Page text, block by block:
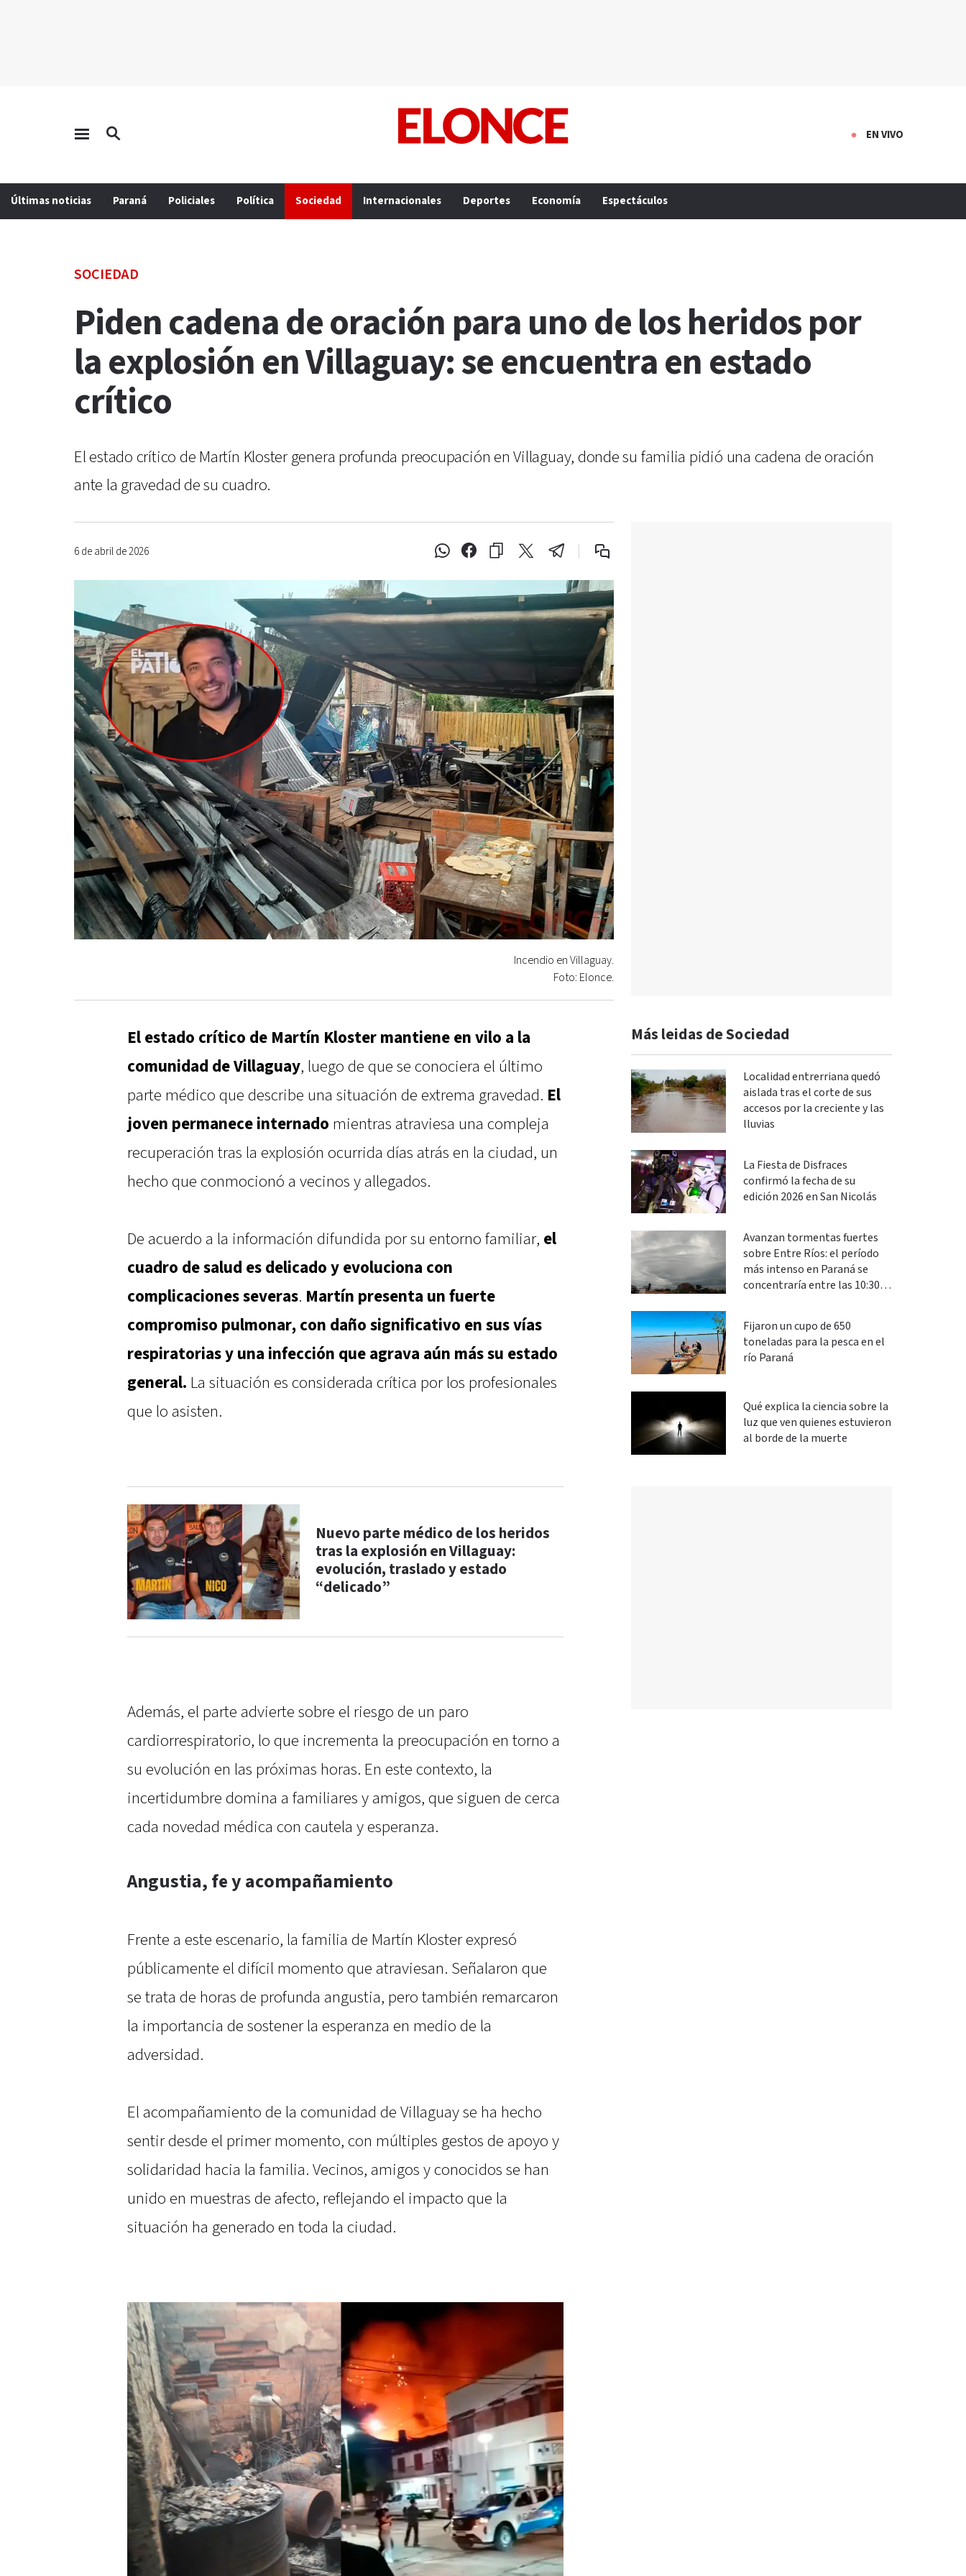
EN VIVO
Últimas noticias Paraná Policiales Política Sociedad Internacionales Deportes Economía Espectáculos
SOCIEDAD
Piden cadena de oración para uno de los heridos por
la explosión en Villaguay: se encuentra en estado
crítico
El estado crítico de Martín Kloster genera profunda preocupación en Villaguay, donde su familia pidió una cadena de oración
ante la gravedad de su cuadro.
6 de abril de 2026
Incendio en Villaguay.
Foto: Elonce.
El estado crítico de Martín Kloster mantiene en vilo a la
comunidad de Villaguay, luego de que se conociera el último
parte médico que describe una situación de extrema gravedad. El
joven permanece internado mientras atraviesa una compleja
recuperación tras la explosión ocurrida días atrás en la ciudad, un
hecho que conmocionó a vecinos y allegados.
De acuerdo a la información difundida por su entorno familiar, el
cuadro de salud es delicado y evoluciona con
complicaciones severas. Martín presenta un fuerte
compromiso pulmonar, con daño significativo en sus vías
respiratorias y una infección que agrava aún más su estado
general. La situación es considerada crítica por los profesionales
que lo asisten.
Nuevo parte médico de los heridos
tras la explosión en Villaguay:
evolución, traslado y estado
“delicado”
Además, el parte advierte sobre el riesgo de un paro
cardiorrespiratorio, lo que incrementa la preocupación en torno a
su evolución en las próximas horas. En este contexto, la
incertidumbre domina a familiares y amigos, que siguen de cerca
cada novedad médica con cautela y esperanza.
Angustia, fe y acompañamiento
Frente a este escenario, la familia de Martín Kloster expresó
públicamente el difícil momento que atraviesan. Señalaron que
se trata de horas de profunda angustia, pero también remarcaron
la importancia de sostener la esperanza en medio de la
adversidad.
El acompañamiento de la comunidad de Villaguay se ha hecho
sentir desde el primer momento, con múltiples gestos de apoyo y
solidaridad hacia la familia. Vecinos, amigos y conocidos se han
unido en muestras de afecto, reflejando el impacto que la
situación ha generado en toda la ciudad.
Más leidas de Sociedad
Localidad entrerriana quedó
aislada tras el corte de sus
accesos por la creciente y las
lluvias
La Fiesta de Disfraces
confirmó la fecha de su
edición 2026 en San Nicolás
Avanzan tormentas fuertes
sobre Entre Ríos: el período
más intenso en Paraná se
concentraría entre las 10:30 y
Fijaron un cupo de 650
toneladas para la pesca en el
río Paraná
Qué explica la ciencia sobre la
luz que ven quienes estuvieron
al borde de la muerte